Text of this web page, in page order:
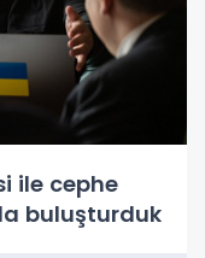
ile cephe
buluşturduk